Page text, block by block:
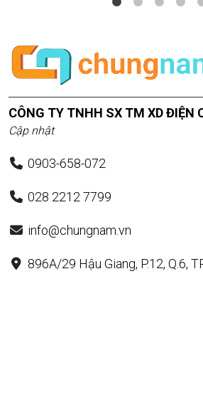
CÔNG TY TNHH SX TM XD ĐIỆN
Cập nhật
0903-658-072
028 2212 7799
info@chungnam.vn
896A/29 Hậu Giang, P.12, Q.6,